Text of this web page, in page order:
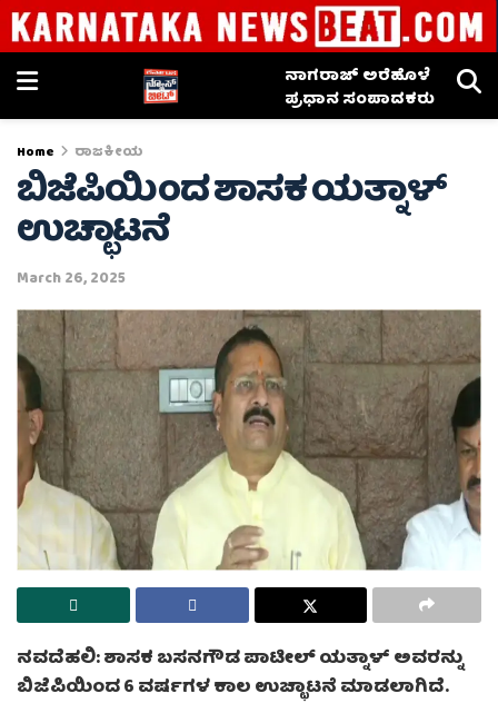
ನಾಗರಾಜ್ ಅರೆಹೊಳೆ
ಪ್ರಧಾನ ಸಂಪಾದಕರು
Home ರಾಜಕೀಯ
ಬಿಜೆಪಿಯಿಂದ ಶಾಸಕ ಯತ್ನಾಳ್
ಉಚ್ಛಾಟನೆ
March 26, 2025
ನವದೆಹಲಿ: ಶಾಸಕ ಬಸನಗೌಡ ಪಾಟೀಲ್ ಯತ್ನಾಳ್ ಅವರನ್ನು
ಬಿಜೆಪಿಯಿಂದ 6 ವರ್ಷಗಳ ಕಾಲ ಉಚ್ಛಾಟನೆ ಮಾಡಲಾಗಿದೆ.